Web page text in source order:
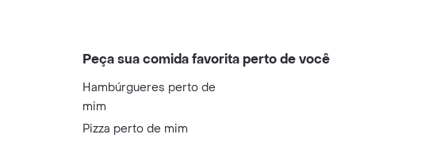
Peça sua comida favorita perto de você
Hambúrgueres perto de
mim
Pizza perto de mim